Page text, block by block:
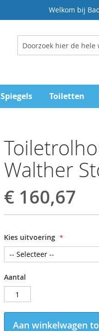
Welkom bij
Zoeken
Spiegels Toiletten
Walther
€ 160,67
Kies uitvoering
Aantal
Aan winkelwagen